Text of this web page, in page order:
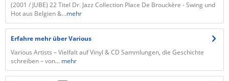
(2001 / JUBE) 22 Titel Dr. Jazz Collection Place De Brouckère - Swing und
Hot aus Belgien &...mehr
Erfahre mehr über Various
Various Artists – Vielfalt auf Vinyl & CD Sammlungen, die Geschichte
schreiben – von... mehr